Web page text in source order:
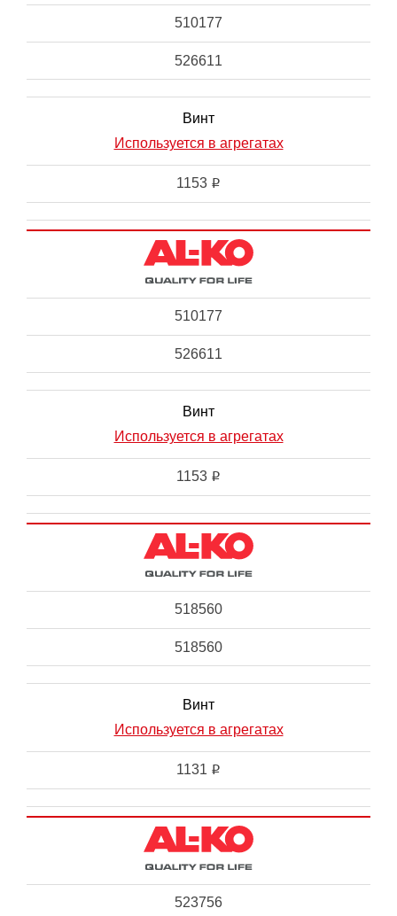
510177
526611
Винт
Используется в агрегатах
1153 i
510177
526611
Винт
Используется в агрегатах
1153 i
518560
518560
Винт
Используется в агрегатах
1131 i
523756